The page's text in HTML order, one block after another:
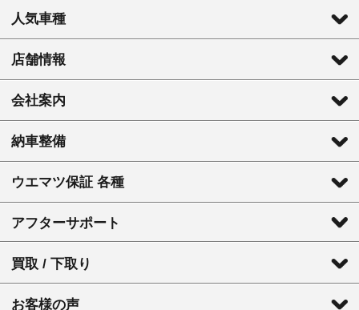
人気車種
店舗情報
会社案内
納車整備
ウエマツ保証 各種
アフターサポート
買取 / 下取り
お客様の声